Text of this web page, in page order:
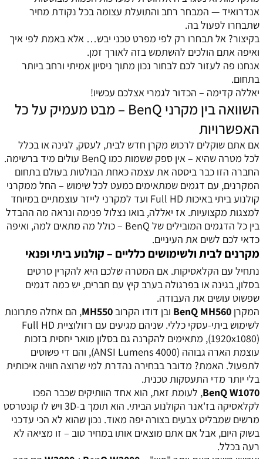
אנדרואיד — המבחר רחב והתועלת עצומה בכל נקודת מחיר
שתבחרו לפעול בה.
בקיצור? אל תבחרו רק לפי מפרט טכני יבש… אלא באמת לפי איך
ואיפה אתם הולכים להשתמש בזה לאורך זמן.
אנחנו פה לעזור לכם לבחור נכון מתוך ניסיון אמיתי ורחב ביותר
בתחום.
יאללה קדימה – הכדור לגמרי אצלכם עכשיו!
השוואה בין מקרני BenQ – מבט מעמיק על כל
האפשרויות
אם אתם שוקלים לרכוש מקרן חדש לבית, לעסק, לגינה או בכלל
לכל מטרה שהיא – אין ספק ששמות כמו BenQ עולים מיד ברשימה.
החברה הזו כבר ביססה את עצמה כאחת הבולטות בעולם בתחום
המקרנים, עם דגמים שמתאימים כמעט לכל שימוש – החל ממקרני
קולנוע ביתי באיכות Full HD ועד למקרני לייזר עוצמתיים במיוחד
למצגות מקצועיות. אז יאללה, בואו נצלול פנימה ונראה מה ההבדל
בין כל הדגמים המובילים של BenQ – כולל מה מתאים למה, ואיפה
כדאי לכם לשים את העיניים.
מקרנים לבית ולשימושים כלליים – קולנוע ביתי ופנאי
נתחיל עם הקלאסיקות. אם המטרה שלכם היא להקרין סרטים
בסלון, בגינה או בפרגולה בערב קיץ עם חברים, יש כמה דגמים
שפשוט עושים את העבודה.
המקרן BenQ MH560 ובן דודו הקרוב MH550, הם אחלה פתרונות
לשימוש ביתי-עסקי כללי. שניהם מגיעים עם רזולוציית Full HD
(1920x1080), מתאימים להקרנה גם בסלון מואר יחסית בזכות
עוצמת הארה גבוהה (4000 ANSI Lumens), והם די פשוטים
לתפעול. האמת? מדובר בבחירה נהדרת למי שרוצה חוויה איכותית
בלי יותר מדי התעסקות טכנית.
BenQ W1070, לעומת זאת, הוא אחד הוותיקים שכבר הפכו
לקלאסיקה בז'אנר הקולנוע הביתי. הוא תומך ב-3D ויש לו קונטרסט
מרשים שמבליט צבעים בצורה יפה מאוד. נכון שהוא לא הכי עדכני
בשוק היום, אבל אם אתם מוצאים אותו במחיר טוב – זו מציאה לא
רעה בכלל.